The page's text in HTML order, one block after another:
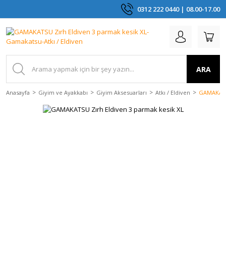
0312 222 0440 | 08.00-17.00
ARA
Anasayfa Giyim ve Ayakkabı Giyim Aksesuarları Atkı / Eldiven